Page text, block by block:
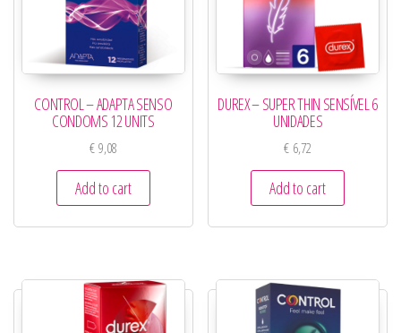
CONTROL – ADAPTA SENSO
CONDOMS 12 UNITS
€9,08
Add to cart
DUREX – SUPER THIN SENSÍVEL 6
UNIDADES
€ 6,72
Add to cart